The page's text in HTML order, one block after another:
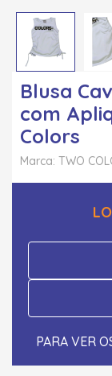
Blusa
com
Colors
Marca: TWO
PARA VER